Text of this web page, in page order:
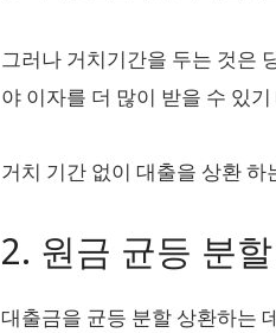
그러나 거치기간을 두는 것은
야 이자를 더 많이 받을 수 있
거치 기간 없이 대출을 상환
2. 원금 균등 분
대출금을 균등 분할 상환하는